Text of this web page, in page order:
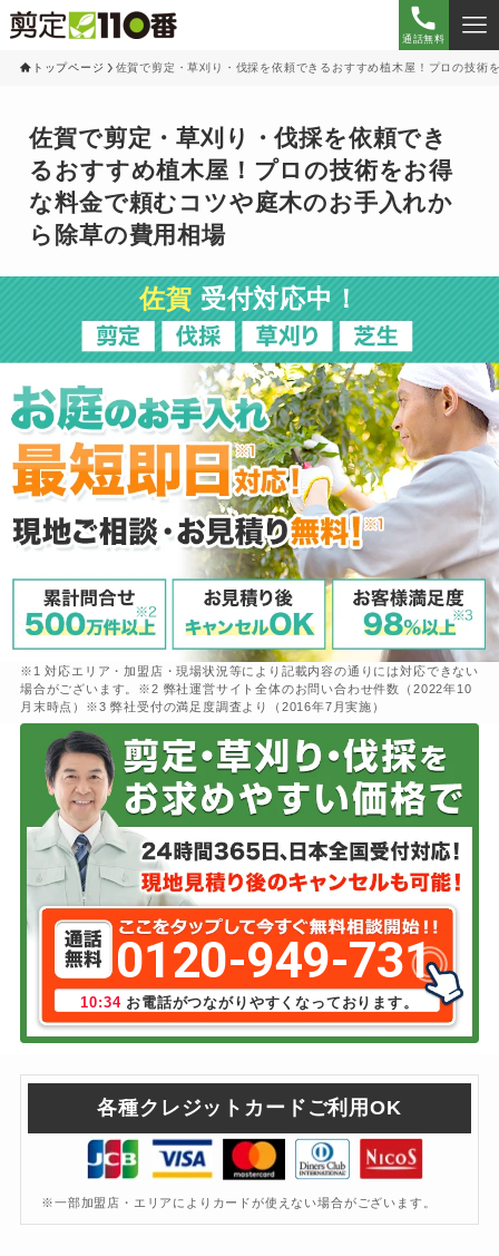
通話無料
トップページ 佐賀で剪定・草刈り・伐採を依頼できるおすすめ植木屋！プロの技術
佐賀で剪定・草刈り・伐採を依頼でき
るおすすめ植木屋！プロの技術をお得
な料金で頼むコツや庭木のお手入れか
ら除草の費用相場
佐賀受付対応中！
※1 対応エリア・加盟店・現場状況等により記載内容の通りには対応できない
場合がございます。※2 弊社運営サイト全体のお問い合わせ件数（2022年10
月末時点）※3 弊社受付の満足度調査より（2016年7月実施）
0120-949-731
10:34お電話がつながりやすくなっております。
各種クレジットカードご利用OK
※一部加盟店・エリアによりカードが使えない場合がございます。